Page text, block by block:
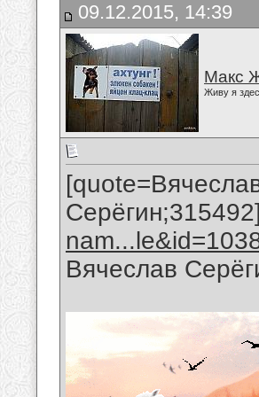
09.12.2015, 14:39
Макс
Живу я
Серёгин;315492]
Вячеслав